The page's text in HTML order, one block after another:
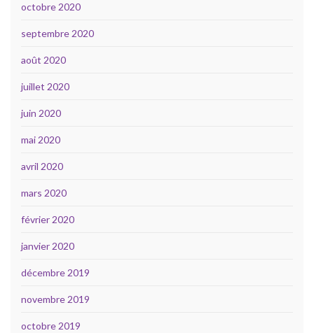
octobre 2020
septembre 2020
août 2020
juillet 2020
juin 2020
mai 2020
avril 2020
mars 2020
février 2020
janvier 2020
décembre 2019
novembre 2019
octobre 2019